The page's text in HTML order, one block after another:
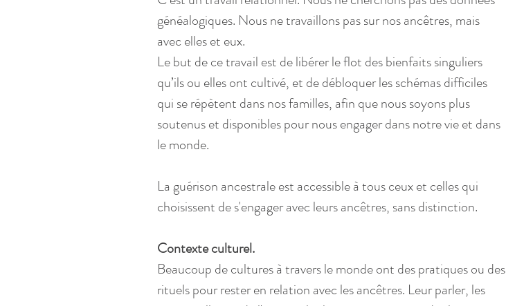
généalogiques. Nous ne travaillons pas sur nos ancêtres, mais
avec elles et eux.
Le but de ce travail est de libérer le flot des bienfaits singuliers
qu’ils ou elles ont cultivé, et de débloquer les schémas difficiles
qui se répètent dans nos familles, afin que nous soyons plus
soutenus et disponibles pour nous engager dans notre vie et dans
le monde.
La guérison ancestrale est accessible à tous ceux et celles qui
choisissent de s'engager avec leurs ancêtres, sans distinction.
Contexte culturel.
Beaucoup de cultures à travers le monde ont des pratiques ou des
rituels pour rester en relation avec les ancêtres. Leur parler, les